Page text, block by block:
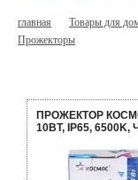
главная Товары для
Прожекторы
ПРОЖЕКТОР
10ВТ, IP65,